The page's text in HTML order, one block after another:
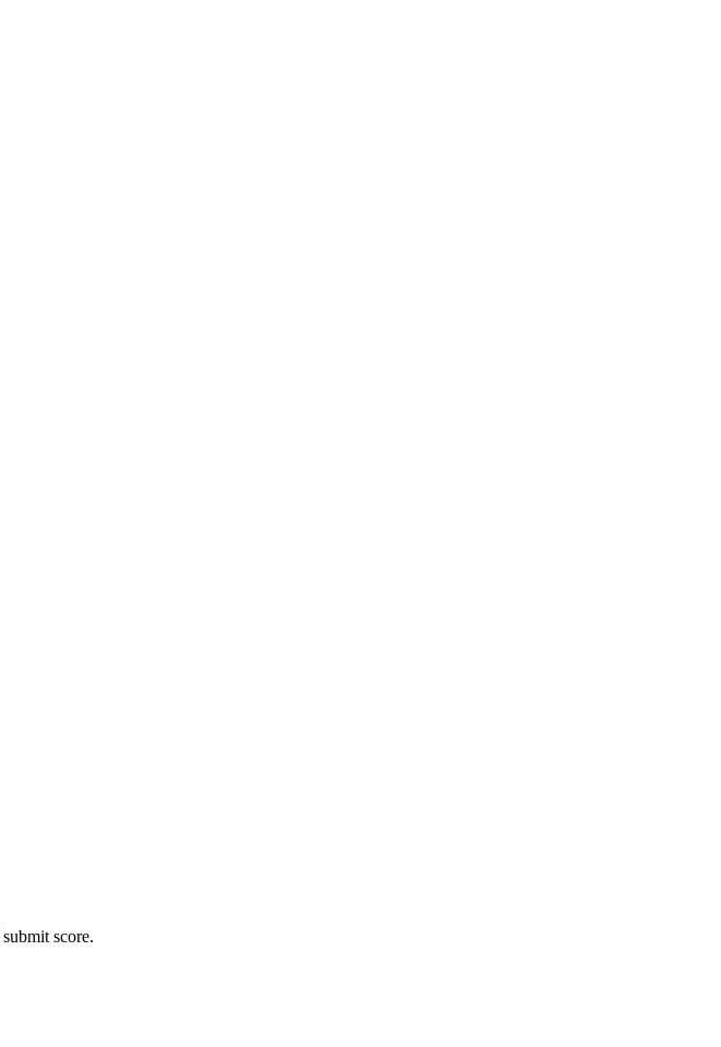
submit score.